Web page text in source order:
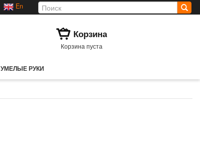
En
Корзина
Корзина пуста
УМЕЛЫЕ РУКИ